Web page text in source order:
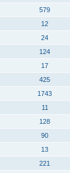
579
12
24
124
17
425
1743
11
128
90
13
221